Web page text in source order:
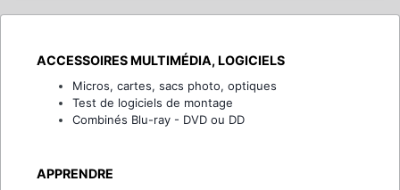
ACCESSOIRES MULTIMÉDIA, LOGICIELS
Micros, cartes, sacs photo, optiques
Test de logiciels de montage
Combinés Blu-ray - DVD ou DD
APPRENDRE